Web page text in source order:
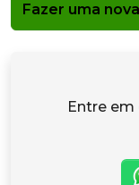
Fazer uma
Entre